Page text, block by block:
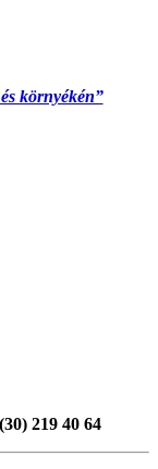
környékén”
219 40 64